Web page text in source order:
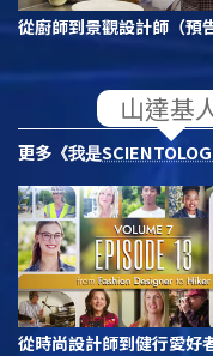
從廚師到景觀設計師（預
更多 《我是
從時尚設計師到健行愛好